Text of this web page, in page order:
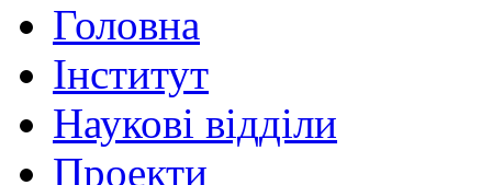
Головна
Інститут
Наукові відділи
Проекти